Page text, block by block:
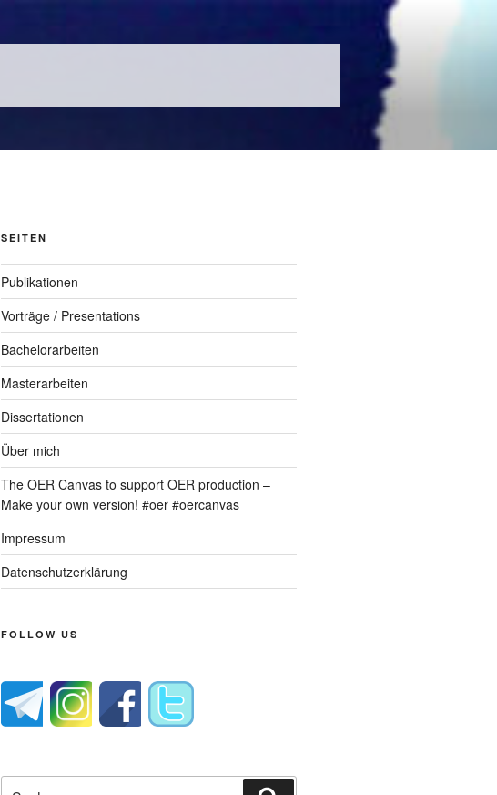
SEITEN
Publikationen
Vorträge / Presentations
Bachelorarbeiten
Masterarbeiten
Dissertationen
Über mich
The OER Canvas to support OER production –
Make your own version! #oer #oercanvas
Impressum
Datenschutzerklärung
FOLLOW US